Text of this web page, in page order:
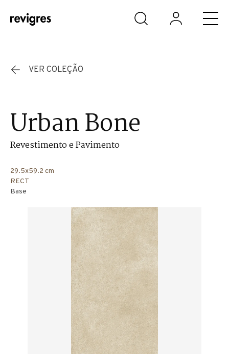
Saltar para o conteúdo principal
VER COLEÇÃO
Urban Bone
Revestimento e Pavimento
29.5x59.2 cm
RECT
Base